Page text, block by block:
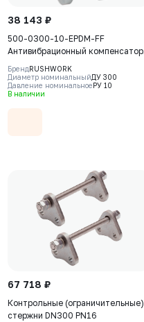
38 143 ₽
500-0300-10-EPDM-FF
Антивибрационный компенсатор
фланцевый Rushwork, DN300
PN10, Т макс 110С
БрендRUSHWORK
Диаметр номинальныйДУ 300
Давление номинальноеРУ 10
В наличии
67 718 ₽
Контрольные (ограничительные)
стержни DN300 PN16